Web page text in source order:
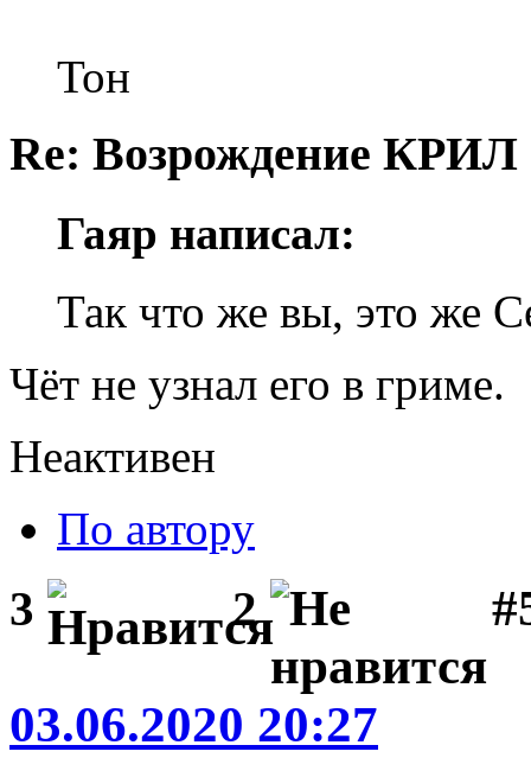
Тон
Re: Возрождение КРИЛ
Гаяр написал:
Так что же вы, это же
Чёт не узнал его в гриме.
Неактивен
По автору
3 2
03.06.2020 20:27